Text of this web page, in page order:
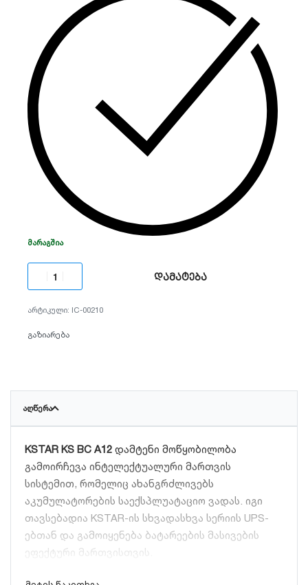
რაც გარანტიას იძლევა,
რომ თქვენი სარეზერვო
სისტემა ყოველთვის მზადყოფნაში იქნება
ელექტროენერგიის გათიშვის დროს.
ᲛᲐᲠᲐᲒᲨᲘᲐ
დამატება
IC-00210
გაზიარება
ᲐᲦᲬᲔᲠᲐ
KSTAR KS BC A12 დამტენი მოწყობილობა
გამოირჩევა ინტელექტუალური მართვის
სისტემით, რომელიც ახანგრძლივებს
აკუმულატორების საექსპლუატაციო ვადას. იგი
თავსებადია KSTAR-ის სხვადასხვა სერიის UPS-
ებთან და გამოიყენება ბატარეების მასივების
ეფექტური მართვისთვის.